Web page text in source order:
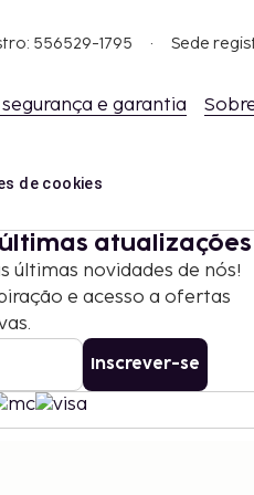
556529-1795 Sede
e garantia
de cookies
atualizações
últimas novidades de nós!
e acesso a ofertas
Inscrever-se